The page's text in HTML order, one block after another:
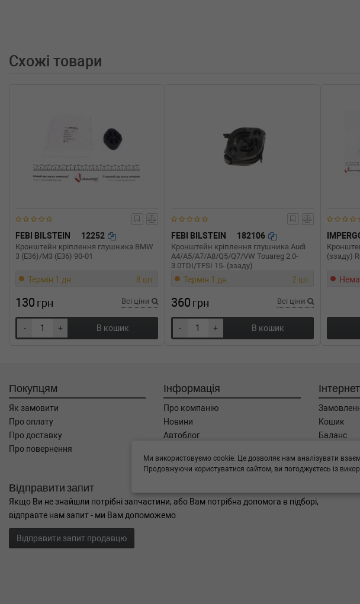
Схожі товари
FEBI BILSTEIN 12252
Кронштейн кріплення глушника BMW
3 (E36)/M3 (E36) 90-01
Термін 1 дн. 8 шт.
130 грн Всі ціни
- + В кошик
FEBI BILSTEIN 182106
Кронштейн кріплення глушника Audi
A4/A5/A7/A8/Q5/Q7/VW Touareg 2.0-
3.0TDI/TFSI 15- (ззаду)
Термін 1 дн. 2 шт.
360 грн Всі ціни
- + В кошик
(ззаду)
Покупцям
Як замовити
Про оплату
Про доставку
Про повернення
Інформація
Про компанію
Новини
Автоблог
Контакти
Кошик
Баланс
Бренди
Відправити запит
Якщо Ви не знайшли потрібні запчастини, або Вам потрібна допомога в підборі,
відправте нам запит - ми Вам допоможемо
Відправити запит продавцю
Ми використовуємо cookie. Це дозволяє нам аналізувати
Продовжуючи користуватися сайтом, ви погоджуєтесь із